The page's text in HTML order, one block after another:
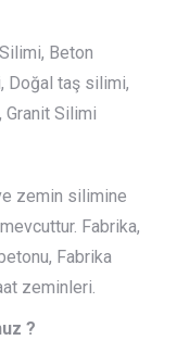
Beton
Doğal taş silimi,
Granit Silimi
zemin silimine
Fabrika,
Fabrika
zeminleri.
?